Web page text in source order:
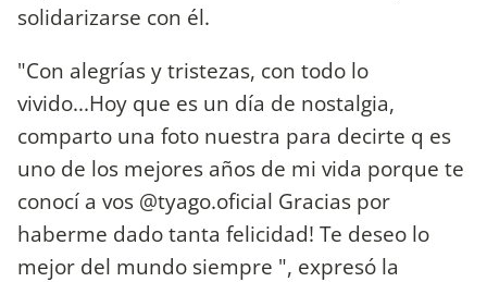
solidarizarse con él.
"Con alegrías y tristezas, con todo lo
vivido...Hoy que es un día de nostalgia,
comparto una foto nuestra para decirte q es
uno de los mejores años de mi vida porque te
conocí a vos @tyago.oficial Gracias por
haberme dado tanta felicidad! Te deseo lo
mejor del mundo siempre ️", expresó la